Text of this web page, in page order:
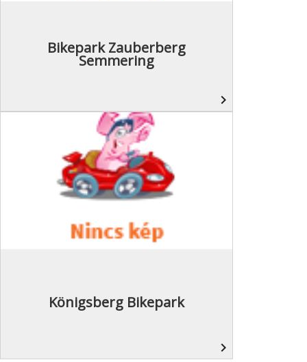
Bikepark Zauberberg
Semmering
navigate_next
Königsberg Bikepark
navigate_next